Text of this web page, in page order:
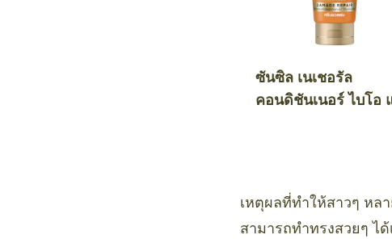
ซันซิล เนเชอรัล
คอนดิชันเนอร์ ไบโอ
เหตุผลที่ทำให้สาวๆ หล
สามารถทำทรงสวยๆ ไ